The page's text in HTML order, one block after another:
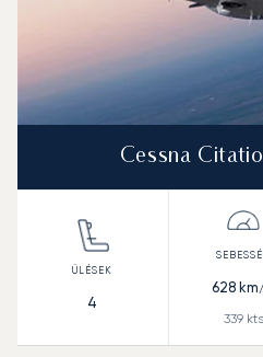
Cessna
4
628
339kts